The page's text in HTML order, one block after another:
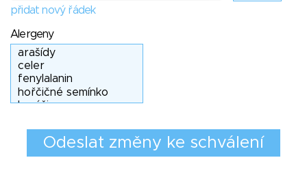
přidat nový řádek
Alergeny